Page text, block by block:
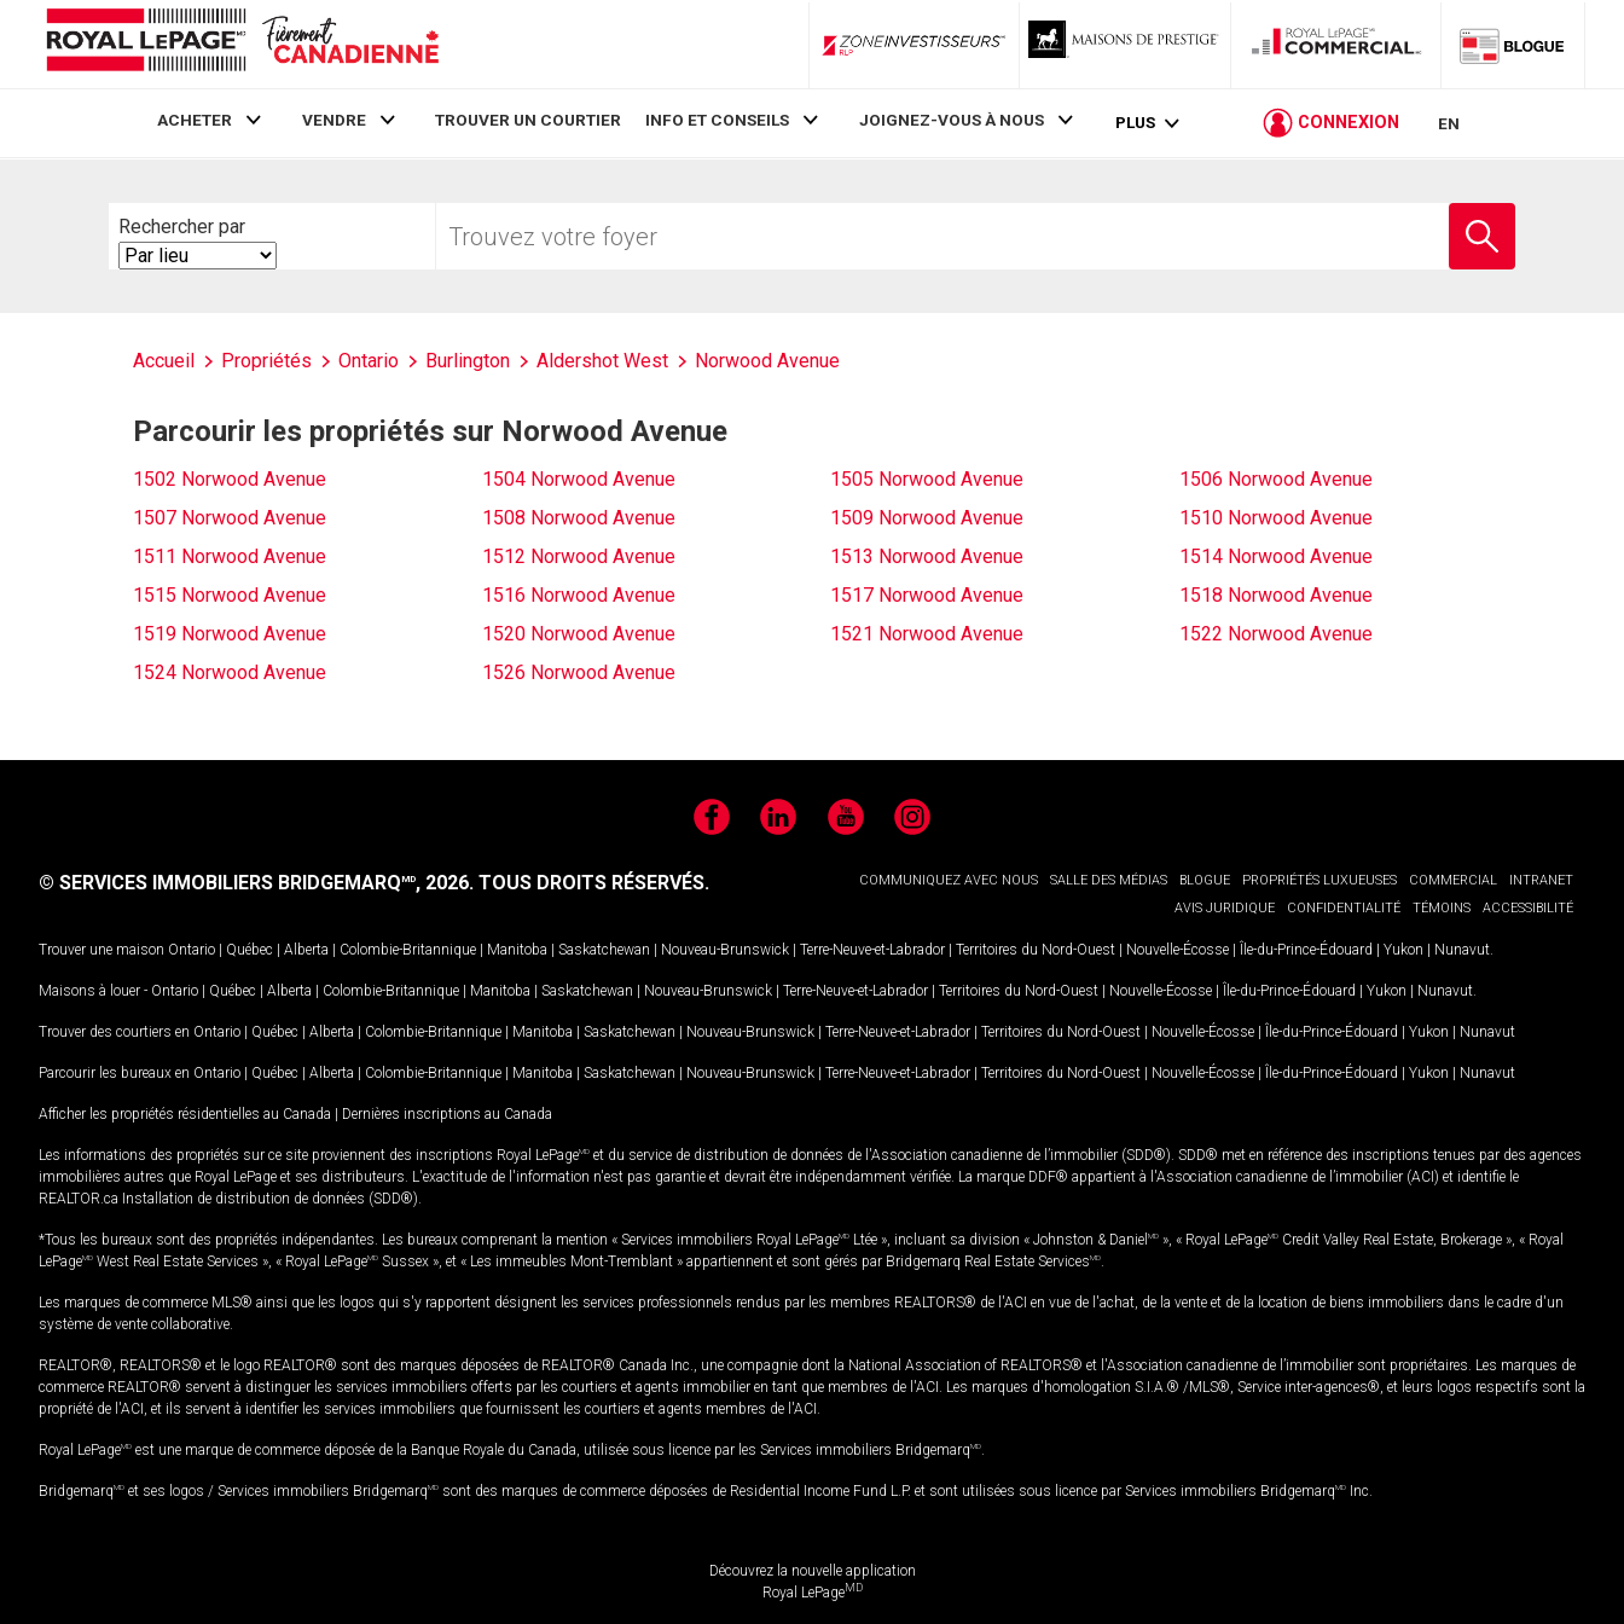
ZoneInvestisseurs RLP
ACHETER VENDRE TROUVER UN COURTIER INFO ET CONSEILS JOIGNEZ-VOUS À NOUS PLUS CONNEXION EN
Rechercher par
Search
By
votre
Accueil Propriétés Ontario Burlington Aldershot West Norwood Avenue
Parcourir les propriétés sur Norwood Avenue
1502 Norwood Avenue 1504 Norwood Avenue 1505 Norwood Avenue
1506 Norwood Avenue
1507 Norwood Avenue
1508 Norwood Avenue 1509 Norwood Avenue
1510 Norwood Avenue
1511 Norwood Avenue
1512 Norwood Avenue 1513 Norwood Avenue
1514 Norwood Avenue
1515 Norwood Avenue
1516 Norwood Avenue 1517 Norwood Avenue
1518 Norwood Avenue
1519 Norwood Avenue
1520 Norwood Avenue 1521 Norwood Avenue
1522 Norwood Avenue
1524 Norwood Avenue
1526 Norwood Avenue
FacebookLinkedIn YouTubeInstagram
COMMUNIQUEZ AVEC NOUS SALLE DES MÉDIAS BLOGUE PROPRIÉTÉS LUXUEUSES COMMERCIAL
INTRANET
AVIS JURIDIQUE
CONFIDENTIALITÉ TÉMOINS ACCESSIBILITÉ
© SERVICES IMMOBILIERS BRIDGEMARQMD, 2026. TOUS DROITS RÉSERVÉS.
Trouver une maison Ontario | Québec | Alberta | Colombie-Britannique | Manitoba | Saskatchewan | Nouveau-Brunswick | Terre-Neuve-et-Labrador | Territoires du Nord-Ouest | Nouvelle-Écosse | Île-du-Prince-Édouard | Yukon | Nunavut
Maisons à louer - Ontario | Québec | Alberta | Colombie-Britannique | Manitoba | Saskatchewan | Nouveau-Brunswick | Terre-Neuve-et-Labrador | Territoires du Nord-Ouest | Nouvelle-Écosse | Île-du-Prince-Édouard | Yukon | Nunavut
Trouver des courtiers en Ontario | Québec | Alberta | Colombie-Britannique | Manitoba | Saskatchewan | Nouveau-Brunswick | Terre-Neuve-et-Labrador | Territoires du Nord-Ouest | Nouvelle-Écosse | Île-du-Prince-Édouard | Yukon | Nunavut
Parcourir les bureaux en Ontario | Québec | Alberta | Colombie-Britannique | Manitoba | Saskatchewan | Nouveau-Brunswick | Terre-Neuve-et-Labrador | Territoires du Nord-Ouest | Nouvelle-Écosse | Île-du-Prince-Édouard | Yukon | Nunavut
Afficher les propriétés résidentielles au Canada | Dernières inscriptions au Canada
Les informations des propriétés sur ce site proviennent des inscriptions Royal LePageMD et du service de distribution de données de l'Association canadienne de l’immobilier (SDD®). SDD® met en référence des inscriptions tenues par des agences
immobilières autres que Royal LePage et ses distributeurs. L'exactitude de l'information n'est pas garantie et devrait être indépendamment vérifiée. La marque DDF® appartient à l'Association canadienne de l’immobilier (ACI) et identifie le
REALTOR.ca Installation de distribution de données (SDD®).
*Tous les bureaux sont des propriétés indépendantes. Les bureaux comprenant la mention « Services immobiliers Royal LePageMD Ltée », incluant sa division « Johnston & Daniel MD », « Royal LePageMD Credit Valley Real Estate, Brokerage », « Royal
LePageMD West Real Estate Services », « Royal LePageMD Sussex », et « Les immeubles Mont-Tremblant » appartiennent et sont gérés par Bridgemarq Real Estate ServicesMD
Les marques de commerce MLS® ainsi que les logos qui s'y rapportent désignent les services professionnels rendus par les membres REALTORS® de l'ACI en vue de l'achat, de la vente et de la location de biens immobiliers dans le cadre d'un
système de vente collaborative.
REALTOR®, REALTORS® et le logo REALTOR® sont des marques déposées de REALTOR® Canada Inc., une compagnie dont la National Association of REALTORS® et l'Association canadienne de l’immobilier sont propriétaires. Les marques de
commerce REALTOR® servent à distinguer les services immobiliers offerts par les courtiers et agents immobilier en tant que membres de l'ACI. Les marques d'homologation S.I.A.® /MLS®, Service inter-agences®, et leurs logos respectifs sont la
propriété de l'ACI, et ils servent à identifier les services immobiliers que fournissent les courtiers et agents membres de l'ACI.
Royal LePageMD est une marque de commerce déposée de la Banque Royale du Canada, utilisée sous licence par les Services immobiliers BridgemarqMD
BridgemarqMD et ses logos / Services immobiliers BridgemarqMD sont des marques de commerce déposées de Residential Income Fund L.P. et sont utilisées sous licence par Services immobiliers BridgemarqMD Inc.
Découvrez la nouvelle application
Royal LePageMD